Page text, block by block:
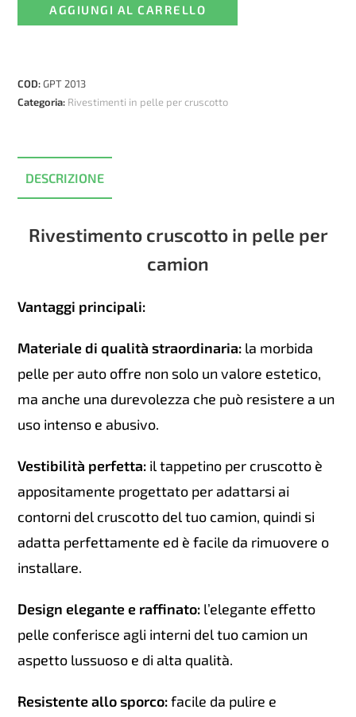
Actros
MP4
quantità
AGGIUNGI AL CARRELLO
COD:GPT 2013
Categoria: Rivestimenti in pelle per cruscotto
DESCRIZIONE
Rivestimento cruscotto in pelle per
camion
Vantaggi principali:
Materiale di qualità straordinaria: la morbida
pelle per auto offre non solo un valore estetico,
ma anche una durevolezza che può resistere a un
uso intenso e abusivo.
Vestibilità perfetta: il tappetino per cruscotto è
appositamente progettato per adattarsi ai
contorni del cruscotto del tuo camion, quindi si
adatta perfettamente ed è facile da rimuovere o
installare.
Design elegante e raffinato: l’elegante effetto
pelle conferisce agli interni del tuo camion un
aspetto lussuoso e di alta qualità.
Resistente allo sporco:facile da pulire e